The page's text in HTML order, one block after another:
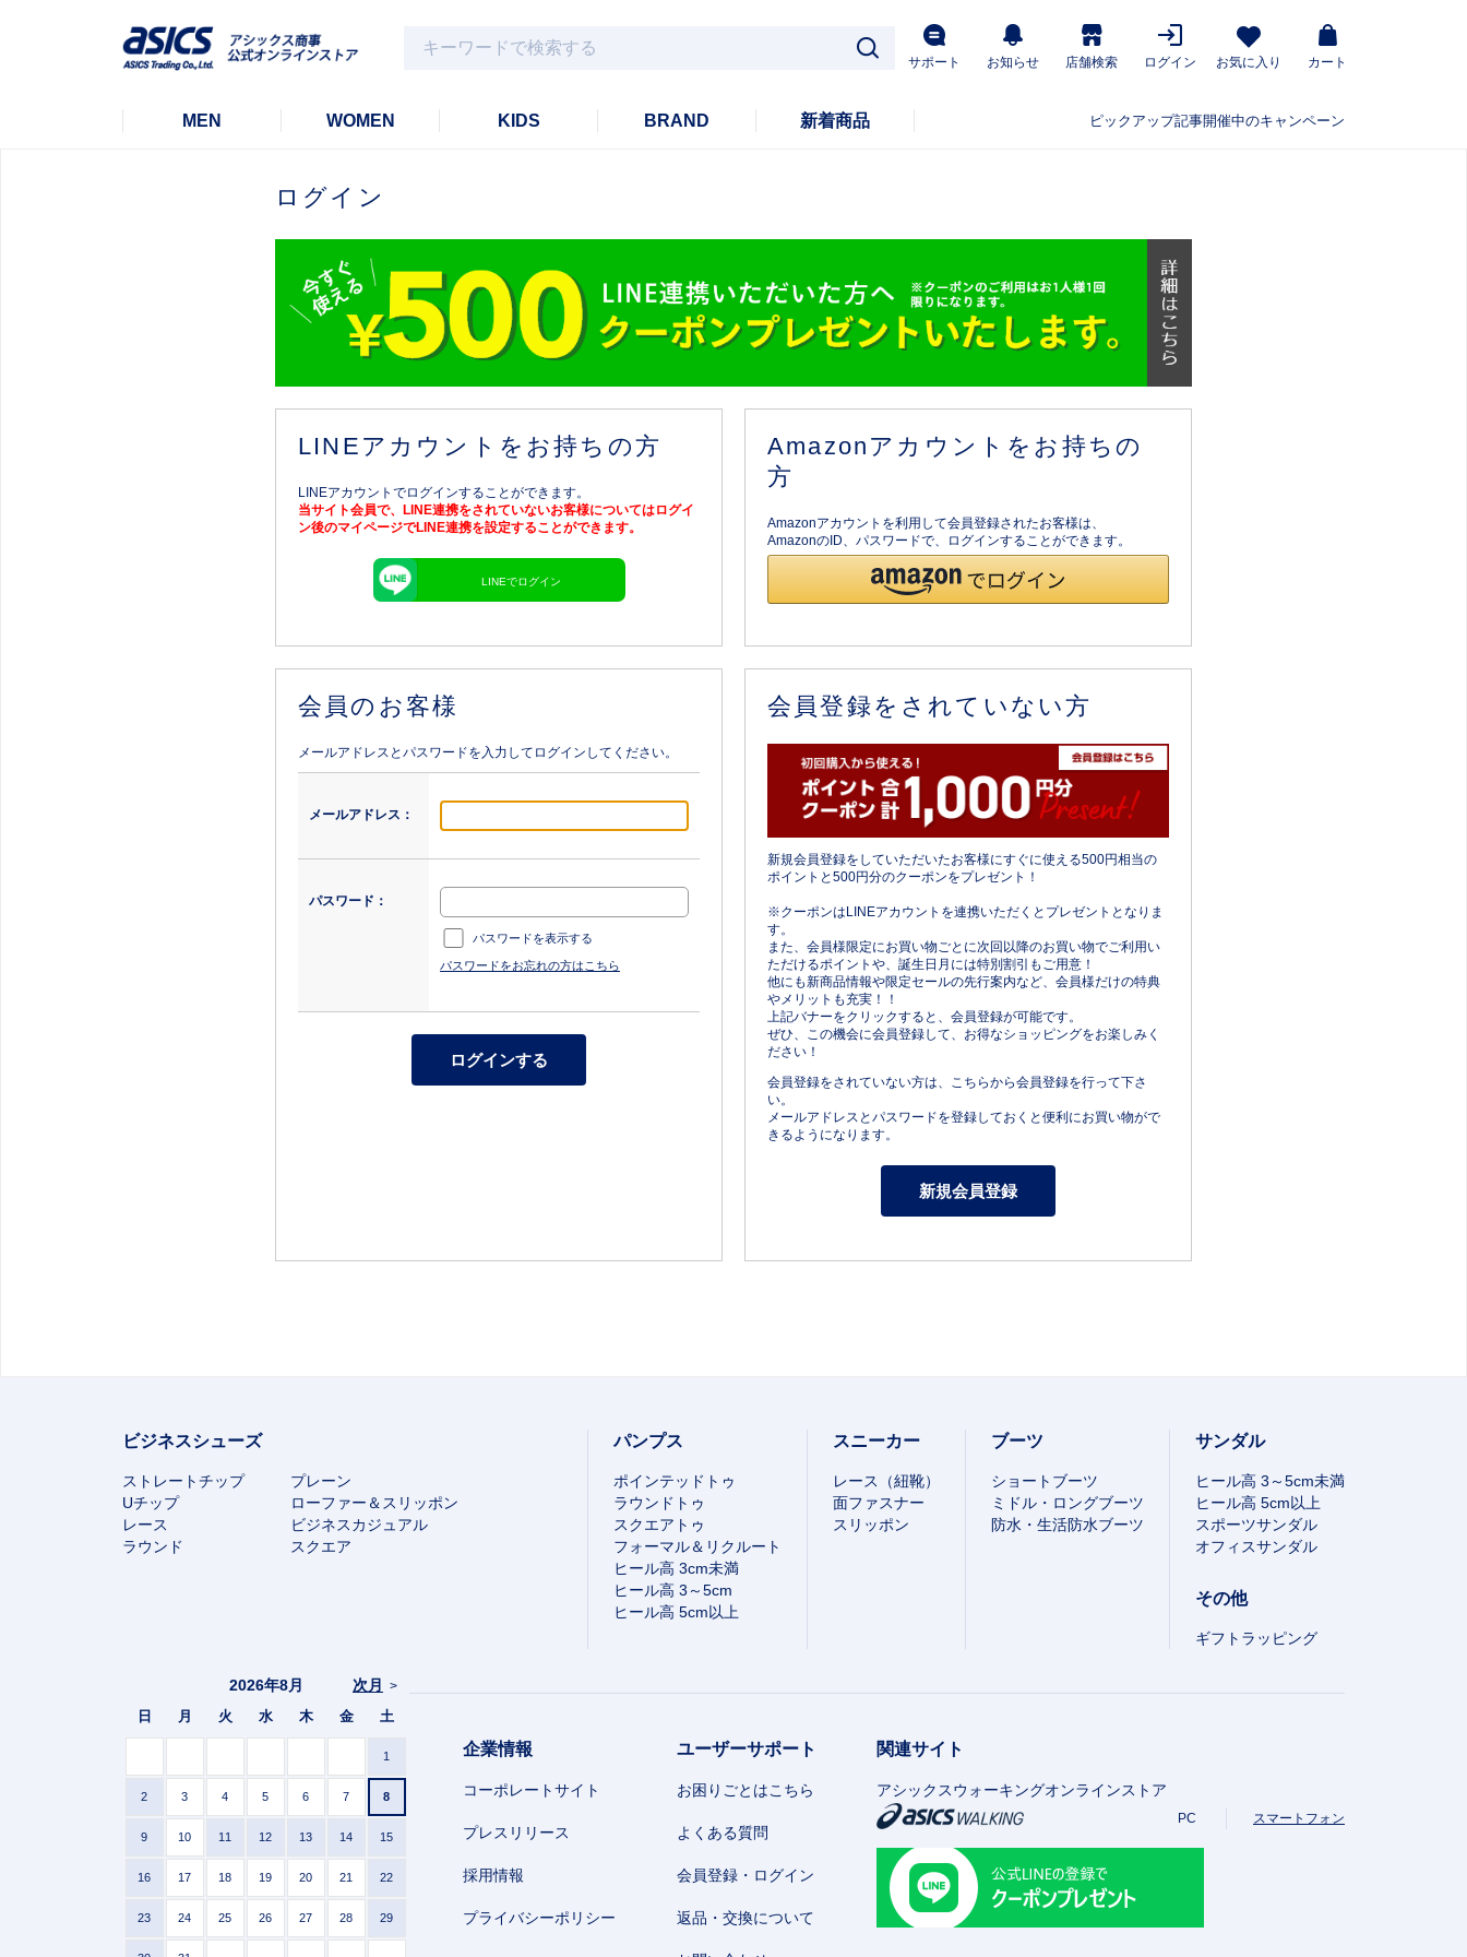
サポート お知らせ 店舗検索 ログイン お気に入り カート
MEN WOMEN KIDS BRAND 新着商品 ピックアップ記事開催中のキャンペーン
ログイン
LINEアカウントをお持ちの方
LINEアカウントでログインすることができます。
当サイト会員で、LINE連携をされていないお客様についてはログイ
ン後のマイページでLINE連携を設定することができます。
LINEでログイン
Amazonアカウントをお持ちの
方
Amazonアカウントを利用して会員登録されたお客様は、
AmazonのID、パスワードで、ログインすることができます。
会員のお客様
メールアドレスとパスワードを入力してログインしてください。
メールアドレス：
パスワード：
パスワードを表示する
パスワードをお忘れの方はこちら
会員登録をされていない方
新規会員登録をしていただいたお客様にすぐに使える500円相当の
ポイントと500円分のクーポンをプレゼント！
※クーポンはLINEアカウントを連携いただくとプレゼントとなりま
す。
また、会員様限定にお買い物ごとに次回以降のお買い物でご利用い
ただけるポイントや、誕生日月には特別割引もご用意！
他にも新商品情報や限定セールの先行案内など、会員様だけの特典
やメリットも充実！！
上記バナーをクリックすると、会員登録が可能です。
ぜひ、この機会に会員登録して、お得なショッピングをお楽しみく
ださい！
会員登録をされていない方は、こちらから会員登録を行って下さ
い。
メールアドレスとパスワードを登録しておくと便利にお買い物がで
きるようになります。
ビジネスシューズ
ストレートチップ
プレーン
Uチップ
ローファー＆スリッポン
レース
ビジネスカジュアル
ラウンド
スクエア
パンプス
ポインテッドトゥ
ラウンドトゥ
スクエアトゥ
フォーマル＆リクルート
ヒール高 3cm未満
ヒール高 3～5cm
ヒール高 5cm以上
スニーカー
レース（紐靴）
面ファスナー
スリッポン
ブーツ
ショートブーツ
ミドル・ロングブーツ
防水・生活防水ブーツ
サンダル
ヒール高 3～5cm未満
ヒール高 5cm以上
スポーツサンダル
オフィスサンダル
その他
ギフトラッピング
次月 >
2026年8月
日 月 火 水 木 金 土
1
2 3 4 5 6 7 8
9 10 11 12 13 14 15
16 17 18 19 20 21 22
23 24 25 26 27 28 29
企業情報
コーポレートサイト
プレスリリース
採用情報
プライバシーポリシー
ユーザーサポート
お困りごとはこちら
よくある質問
会員登録・ログイン
返品・交換について
関連サイト
アシックスウォーキングオンラインストア
PC スマートフォン